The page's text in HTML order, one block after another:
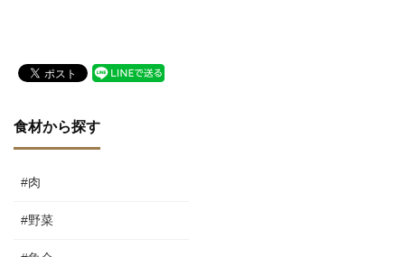
食材から探す
#肉
#野菜